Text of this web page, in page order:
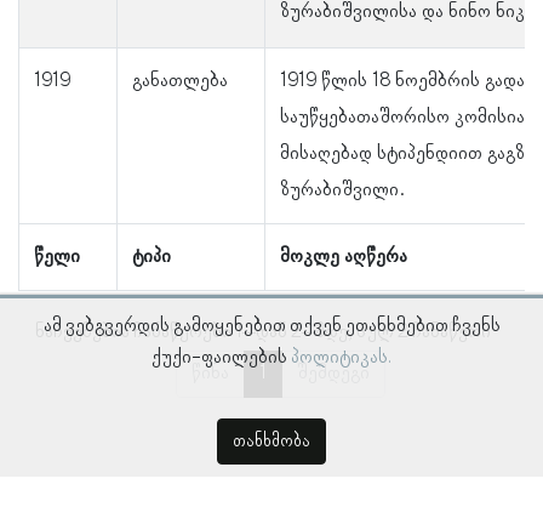
წელი ტიპი მოკლე აღწერა
ზურაბიშვილისა და ნინო
1919 განათლება
1919 წლის 18 ნოემბრის
საუწყებათაშორისო
მისაღებად სტიპენდიით
ზურაბიშვილი.
ნაჩვენებია ჩანაწერები 1–დან 2–მდე, სულ 2 ჩანაწერი
წინა
შემდეგი
ამ ვებგვერდის გამოყენებით თქვენ ეთანხმებით ჩვენს
ქუქი-ფაილების პოლიტიკას.
თანხმობა